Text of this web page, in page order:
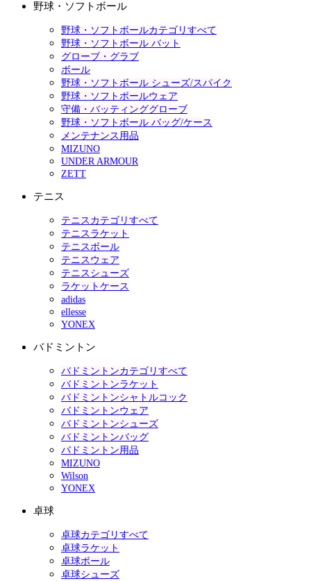
野球・ソフトボール
野球・ソフトボールカテゴリすべて
野球・ソフトボール バット
グローブ・グラブ
ボール
野球・ソフトボール シューズ/スパイク
野球・ソフトボールウェア
守備・バッティンググローブ
野球・ソフトボール バッグ/ケース
メンテナンス用品
MIZUNO
UNDER ARMOUR
ZETT
テニス
テニスカテゴリすべて
テニスラケット
テニスボール
テニスウェア
テニスシューズ
ラケットケース
adidas
ellesse
YONEX
バドミントン
バドミントンカテゴリすべて
バドミントンラケット
バドミントンシャトルコック
バドミントンウェア
バドミントンシューズ
バドミントンバッグ
バドミントン用品
MIZUNO
Wilson
YONEX
卓球
卓球カテゴリすべて
卓球ラケット
卓球ボール
卓球シューズ